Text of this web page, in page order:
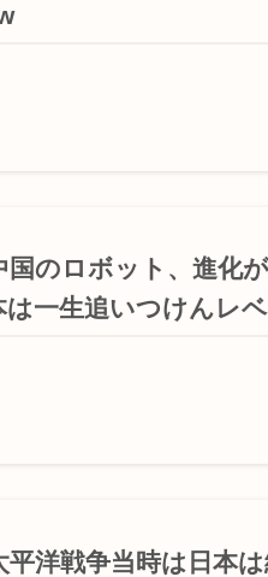
国のロボット、進化
は一生追いつけんレ
平洋戦争当時は日本